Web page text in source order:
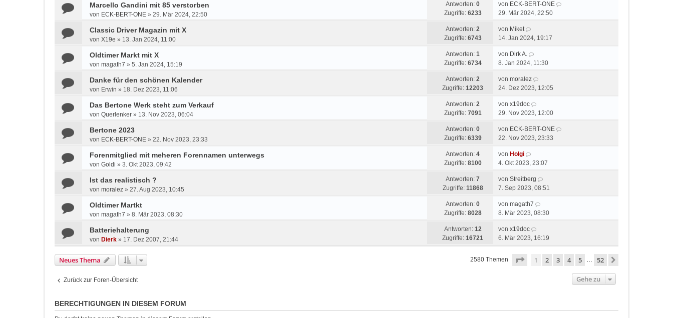
Marcello Gandini mit 85 verstorben
von ECK-BERT-ONE » 29. Mär 2024, 22:50
Antworten: 0
Zugriffe: 6233
von ECK-BERT-ONE
29. Mär 2024, 22:50
Classic Driver Magazin mit X
von X19e » 13. Jan 2024, 11:00
Antworten: 2
Zugriffe: 6743
von Miket
14. Jan 2024, 19:17
Oldtimer Markt mit X
von magath7 » 5. Jan 2024, 15:19
Antworten: 1
Zugriffe: 6734
von Dirk A.
8. Jan 2024, 11:30
Danke für den schönen Kalender
von Erwin » 18. Dez 2023, 11:06
Antworten: 2
Zugriffe: 12203
von moralez
24. Dez 2023, 12:05
Das Bertone Werk steht zum Verkauf
von Querlenker » 13. Nov 2023, 06:04
Antworten: 2
Zugriffe: 7091
von x19doc
29. Nov 2023, 12:00
Bertone 2023
von ECK-BERT-ONE » 22. Nov 2023, 23:33
Antworten: 0
Zugriffe: 6339
von ECK-BERT-ONE
22. Nov 2023, 23:33
Forenmitglied mit meheren Forennamen unterwegs
von Goldi » 3. Okt 2023, 09:42
Antworten: 4
Zugriffe: 8100
von Holgi
4. Okt 2023, 23:07
Ist das realistisch ?
von moralez » 27. Aug 2023, 10:45
Antworten: 7
Zugriffe: 11868
von Streitberg
7. Sep 2023, 08:51
Oldtimer Martkt
von magath7 » 8. Mär 2023, 08:30
Antworten: 0
Zugriffe: 8028
von magath7
8. Mär 2023, 08:30
Batteriehalterung
von Dierk » 17. Dez 2007, 21:44
Antworten: 12
Zugriffe: 16721
von x19doc
6. Mär 2023, 16:19
Neues Thema 2580 Themen Seite von52
1 2 3 4 5 … 52
Zurück zur Foren-Übersicht Gehe zu
BERECHTIGUNGEN IN DIESEM FORUM